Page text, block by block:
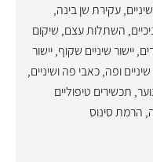
,עקירת שן בינה,
, השתלות עצם, שיקום
,יישור שיניים שקוף,יישור
שיניים ופה,כאבי פה ושיניים,
, תכשירים טיפוליים
, הרמת סינוס